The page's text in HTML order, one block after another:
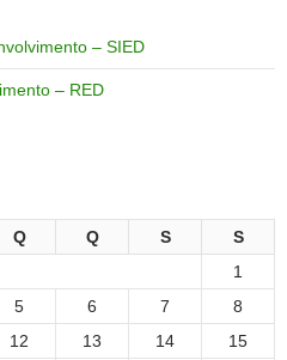
– SIED
– RED
Q Q S
S
1
5 6 7
8
12 13 14 15